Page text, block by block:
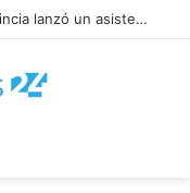
Con solo el DNI o la patente la Provincia lanzó un asistente virtual para consultar infracciones en segundos